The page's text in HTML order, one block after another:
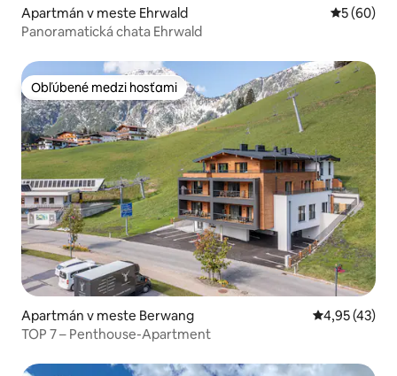
Apartmán v meste Ehrwald
5 (60)
Panoramatická chata Ehrwald
Obľúbené medzi hosťami
Obľúbené medzi hosťami
Apartmán v meste Berwang Priemerné
4,95 (43)
TOP 7 – Penthouse-Apartment